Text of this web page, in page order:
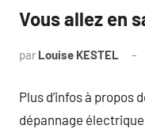
Vous allez en
par Louise KESTEL
Plus d’infos à propos
dépannage